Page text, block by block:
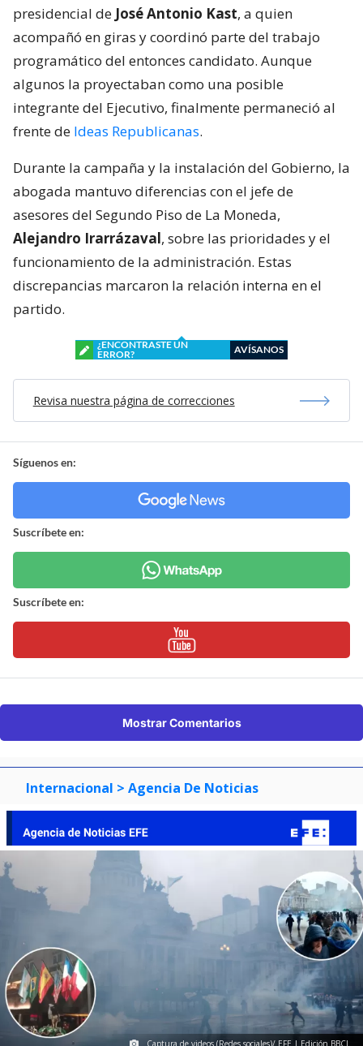
presidencial de José Antonio Kast, a quien
acompañó en giras y coordinó parte del trabajo
programático del entonces candidato. Aunque
algunos la proyectaban como una posible
integrante del Ejecutivo, finalmente permaneció al
frente de Ideas Republicanas.
Durante la campaña y la instalación del Gobierno, la
abogada mantuvo diferencias con el jefe de
asesores del Segundo Piso de La Moneda,
Alejandro Irarrázaval, sobre las prioridades y el
funcionamiento de la administración. Estas
discrepancias marcaron la relación interna en el
partido.
¿ENCONTRASTE UN
ERROR?
AVÍSANOS
Revisa nuestra página de correcciones
Síguenos en:
Suscríbete en:
Suscríbete en:
Mostrar Comentarios
Internacional > Agencia De Noticias
Captura de videos (Redes sociales)/ EFE | Edición BBCL